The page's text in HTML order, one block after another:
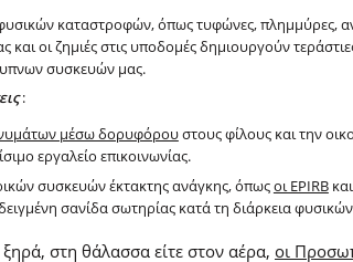
καταστροφών, όπως τυφώνες, πλημμύρες,
και οι ζημιές στις υποδομές δημιουργούν
συσκευών μας.
:
μέσω δορυφόρουστους φίλους και την
εργαλείο επικοινωνίας.
συσκευών έκτακτης ανάγκης, όπωςοι EPIRBκαι
σανίδα σωτηρίας κατά τη διάρκεια
ξηρά, στη θάλασσα είτε στον αέρα, οι